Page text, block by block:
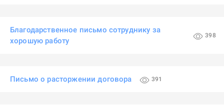
Благодарственное письмо сотруднику за
хорошую работу
398
Письмо о расторжении договора 391